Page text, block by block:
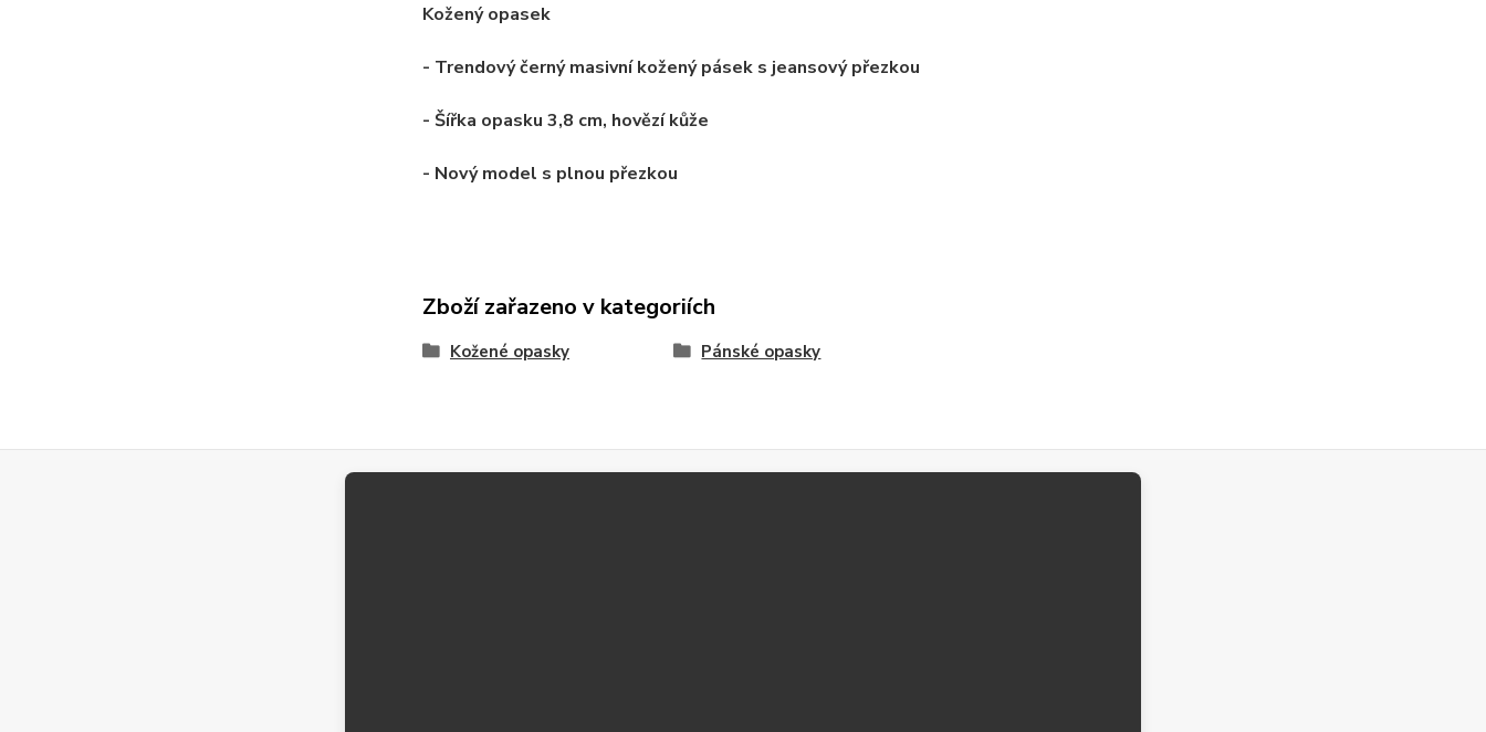
Kožený opasek
- Trendový černý masivní kožený pásek s jeansový přezkou
- Šířka opasku 3,8 cm, hovězí kůže
- Nový model s plnou přezkou
Zboží zařazeno v kategoriích
Kožené opasky Pánské opasky